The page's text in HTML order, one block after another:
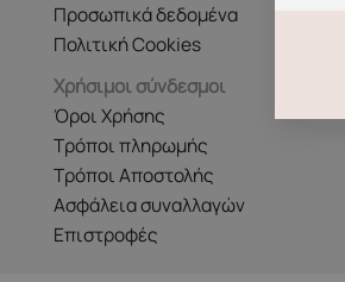
Προσωπικά δεδομένα
Πολιτική Cookies
Χρήσιμοι σύνδεσμοι
Όροι Χρήσης
Τρόποι πληρωμής
Τρόποι Αποστολής
Ασφάλεια συναλλαγών
Επιστροφές